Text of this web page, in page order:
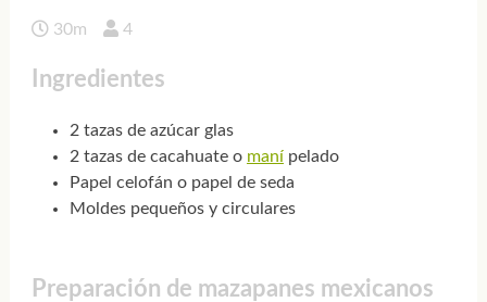
30m 4
Ingredientes
2 tazas de azúcar glas
2 tazas de cacahuate o manípelado
Papel celofán o papel de seda
Moldes pequeños y circulares
Preparación de mazapanes mexicanos